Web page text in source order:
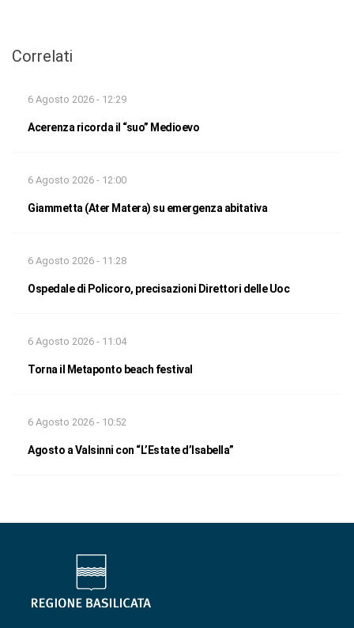
Correlati
6 Agosto 2026 - 12:29
Acerenza ricorda il “suo” Medioevo
6 Agosto 2026 - 12:00
Giammetta (Ater Matera) su emergenza abitativa
6 Agosto 2026 - 11:28
Ospedale di Policoro, precisazioni Direttori delle Uoc
6 Agosto 2026 - 11:04
Torna il Metaponto beach festival
6 Agosto 2026 - 10:52
Agosto a Valsinni con “L’Estate d’Isabella”